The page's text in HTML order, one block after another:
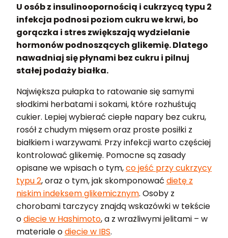
U osób z insulinoopornością i cukrzycą typu 2
infekcja podnosi poziom cukru we krwi, bo
gorączka i stres zwiększają wydzielanie
hormonów podnoszących glikemię. Dlatego
nawadniaj się płynami bez cukru i pilnuj
stałej podaży białka.
Największa pułapka to ratowanie się samymi
słodkimi herbatami i sokami, które rozhuśtują
cukier. Lepiej wybierać ciepłe napary bez cukru,
rosół z chudym mięsem oraz proste posiłki z
białkiem i warzywami. Przy infekcji warto częściej
kontrolować glikemię. Pomocne są zasady
opisane we wpisach o tym,co jeść przy cukrzycy
typu 2, oraz o tym, jak skomponować dietę z
niskim indeksem glikemicznym. Osoby z
chorobami tarczycy znajdą wskazówki w tekście
odiecie w Hashimoto, a z wrażliwymi jelitami – w
materiale odiecie w IBS.